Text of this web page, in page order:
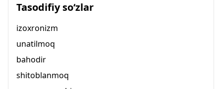
Tasodifiy so‘zlar
izoxronizm
unatilmoq
bahodir
shitoblanmoq